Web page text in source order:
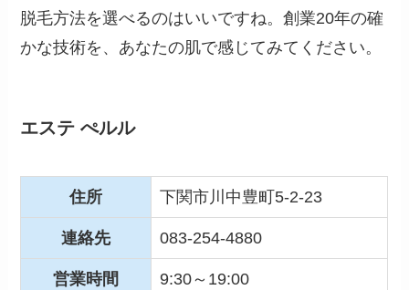
脱毛方法を選べるのはいいですね。創業20年の確
かな技術を、あなたの肌で感じてみてください。
エステ ぺルル
住所 下関市川中豊町5-2-23
連絡先 083-254-4880
営業時間 9:30～19:00